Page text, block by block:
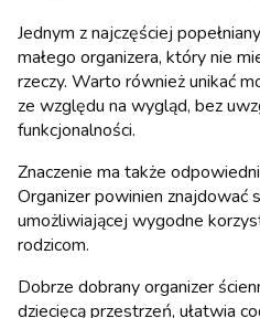
Jednym z najczęściej
małego organizera, który nie
rzeczy. Warto również unikać
ze względu na wygląd, bez
funkcjonalności.
Znaczenie ma także
Organizer powinien znajdować
umożliwiającej wygodne
rodzicom.
Dobrze dobrany organizer
dziecięcą przestrzeń, ułatwia